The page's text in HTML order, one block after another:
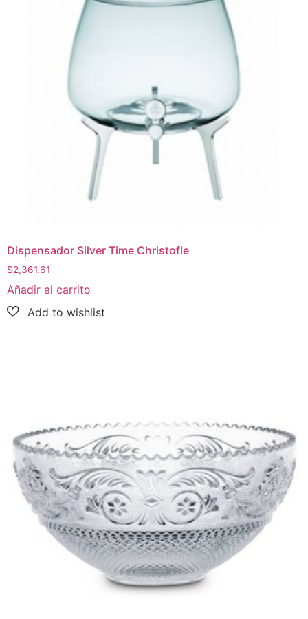
Dispensador Silver Time Christofle
$2,361.61
Añadir al carrito